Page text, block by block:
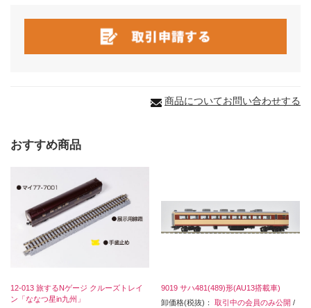
商品についてお問い合わせする
おすすめ商品
12-013 旅するNゲージ クルーズトレイ
ン「ななつ星in九州」
9019 サハ481(489)形(AU13搭載車)
卸価格(税抜)：取引中の会員のみ公開 /